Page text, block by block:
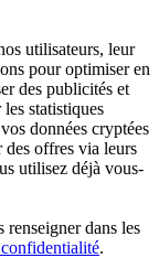
utilisateurs, leur
pour optimiser en
des publicités et
statistiques
données cryptées
des offres via leurs
utilisez déjà vous-
dans les
.